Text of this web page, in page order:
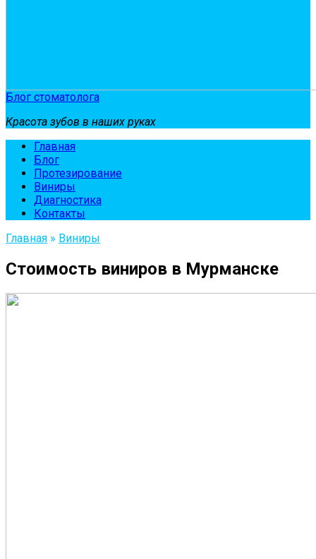
Блог стоматолога
Красота зубов в наших руках
Главная
Блог
Протезирование
Виниры
Диагностика
Контакты
Главная » Виниры
Стоимость виниров в Мурманске